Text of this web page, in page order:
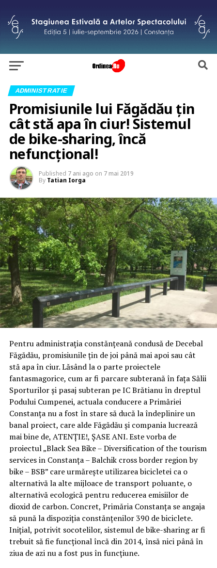
ADMINISTRATIE
Promisiunile lui Făgădău țin
cât stă apa în ciur! Sistemul
de bike-sharing, încă
nefuncțional!
Published 7 ani ago on 7 mai 2019
By Tatian Iorga
Pentru administrația constănțeană condusă de Decebal
Făgădău, promisiunile țin de joi până mai apoi sau cât
stă apa în ciur. Lăsând la o parte proiectele
fantasmagorice, cum ar fi parcare subterană în fața Sălii
Sporturilor și pasaj subteran pe IC Brătianu în dreptul
Podului Cumpenei, actuala conducere a Primăriei
Constanța nu a fost în stare să ducă la îndeplinire un
banal proiect, care alde Făgădău și compania lucrează
mai bine de, ATENȚIE!, ȘASE ANI. Este vorba de
proiectul „Black Sea Bike – Diversification of the tourism
services in Constanța – Balchik cross border region by
bike – BSB” care urmărește utilizarea bicicletei ca o
alternativă la alte mijloace de transport poluante, o
alternativă ecologică pentru reducerea emisiilor de
dioxid de carbon. Concret, Primăria Constanța se angaja
să pună la dispoziția constănțenilor 390 de biciclete.
Inițial, potrivit socotelilor, sistemul de bike-sharing ar fi
trebuit să fie funcțional încă din 2014, însă nici până în
ziua de azi nu a fost pus în funcțiune.